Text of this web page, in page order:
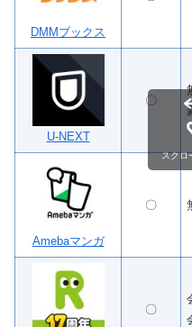
DMMブックス
U-NEXT
〇
Amebaマンガ
〇
〇
スクロ